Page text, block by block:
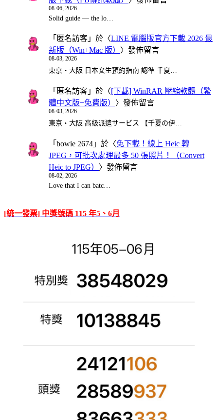
08-06, 2026
Solid guide — the lo…
「 匿名訪客 」於〈LINE 電腦版官方下載 2026 最
新版（Win+Mac 版） 〉發佈留言
08-03, 2026
東京・大阪 日本女生預約指南 認準 千夏…
「 匿名訪客 」於〈[下載] WinRAR 壓縮軟體（繁
體中文版+免費版） 〉發佈留言
08-03, 2026
東京・大阪 高級派遣サービス 【千夏の伊…
「 bowie 2674 」於〈免下載！線上 Heic 轉
JPEG，可批次處理最多 50 張照片！（Convert
Heic to JPEG） 〉發佈留言
08-02, 2026
Love that I can batc…
[統一發票] 中獎號碼 115 年5、6月